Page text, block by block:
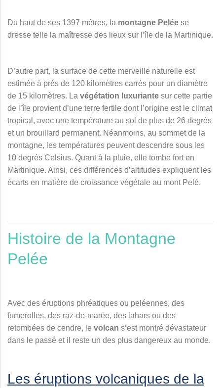
Du haut de ses 1397 mètres, la montagne Pelée se
dresse telle la maîtresse des lieux sur l’île de la Martinique.
D’autre part, la surface de cette merveille naturelle est
estimée à près de 120 kilomètres carrés pour un diamètre
de 15 kilomètres. La végétation luxuriante sur cette partie
de l’île provient d’une terre fertile dont l’origine est le climat
tropical, avec une température au sol de plus de 26 degrés
et un brouillard permanent. Néanmoins, au sommet de la
montagne, les températures peuvent descendre sous les
10 degrés Celsius. Quant à la pluie, elle tombe fort en
Martinique. Ainsi, ces différences d’altitudes expliquent les
écarts en matière de croissance végétale au mont Pelé.
Histoire de la Montagne
Pelée
Avec des éruptions phréatiques ou peléennes, des
fumerolles, des raz-de-marée, des lahars ou des
retombées de cendre, le volcan s’est montré dévastateur
dans le passé et il reste un des plus dangereux au monde.
Les éruptions volcaniques de la